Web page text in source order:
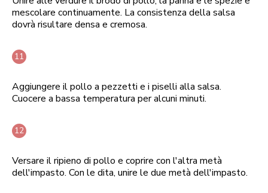
mescolare continuamente. La consistenza della salsa
dovrà risultare densa e cremosa.
Aggiungere il pollo a pezzetti e i piselli alla salsa.
Cuocere a bassa temperatura per alcuni minuti.
Versare il ripieno di pollo e coprire con l'altra metà
dell'impasto. Con le dita, unire le due metà dell'impasto.